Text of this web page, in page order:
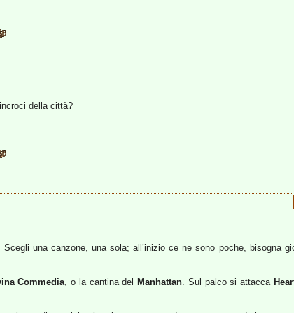
della città?
una canzone, una sola; all’inizio ce ne sono poche, bisogna
Commedia, o la cantina del Manhattan. Sul palco si attacca